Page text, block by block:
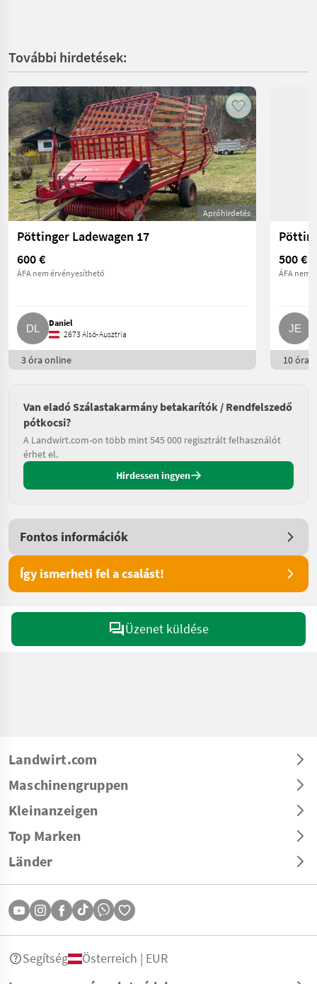
További hirdetések:
Apróhirdetés
Pöttinger Ladewagen 17
600 €
ÁFA nem érvényesíthető
Daniel
2673 Alsó-Ausztria
3 óra online
500 €
ÁFA nem
10 óra
Van eladó Szálastakarmány betakarítók / Rendfelszedő
pótkocsi?
A Landwirt.com-on több mint 545 000 regisztrált felhasználót
érhet el.
Hirdessen ingyen
Fontos információk
Így ismerheti fel a csalást!
Üzenet küldése
Landwirt.com
Maschinengruppen
Kleinanzeigen
Top Marken
Länder
Segítség Österreich | EUR